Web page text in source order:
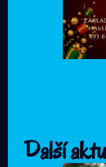
Další